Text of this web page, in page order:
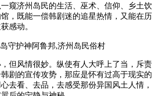
窥济州岛民的生活、巫术、信仰、乡土饮
，既能一偿韩剧迷的追星热情，又能在历
感动。
守护神阿鲁邦,济州岛民俗村
，但风情很妙。纵使有人大呼上了当，斥责
剧的宣传攻势，那应是怀有过高于现实的
去看、去品，去感受那份异国风土人情，